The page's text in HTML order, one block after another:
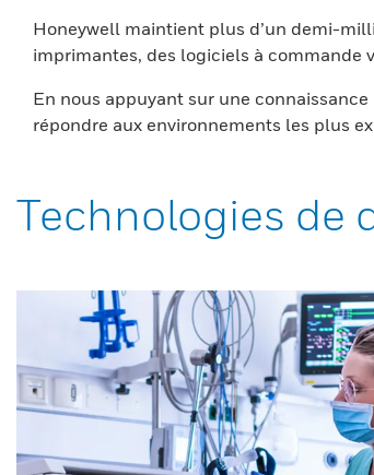
Honeywell maintient plus d’un demi-
imprimantes, des logiciels à commande
En nous appuyant sur une
répondre aux environnements les plus
Technologies de